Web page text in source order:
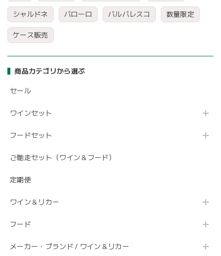
シャルドネ バローロ バルバレスコ 数量限定
ケース販売
商品カテゴリから選ぶ
セール
ワインセット
フードセット
ご馳走セット（ワイン＆フード）
定期便
ワイン＆リカー
フード
メーカー・ブランド / ワイン＆リカー